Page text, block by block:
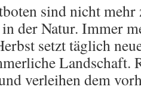
sind nicht mehr
der Natur. Immer
setzt täglich
Landschaft.
verleihen dem